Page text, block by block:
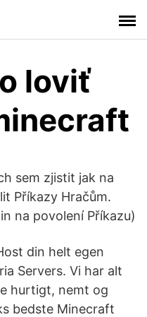
loviť
sem zjistit jak na
Příkazy Hračům.
na povolení Příkazu)
din helt egen
Servers. Vi har alt
hurtigt, nemt og
bedste Minecraft